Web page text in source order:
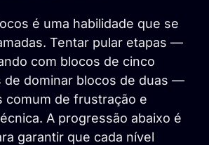
é uma habilidade que se
Tentar pular etapas —
com blocos de cinco
de dominar blocos de duas —
comum de frustração e
A progressão abaixo é
garantir que cada nível